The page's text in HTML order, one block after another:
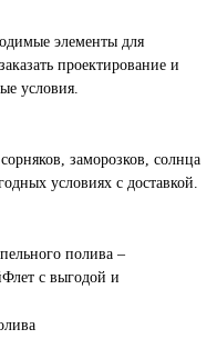
элементы для
проектирование и
условия.
заморозков, солнца
условиях с доставкой.
полива –
с выгодой и